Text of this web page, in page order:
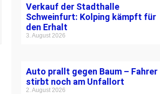
Verkauf der Stadthalle
Schweinfurt: Kolping kämpft für
den Erhalt
3. August 2026
Auto prallt gegen Baum – Fahrer
stirbt noch am Unfallort
2. August 2026